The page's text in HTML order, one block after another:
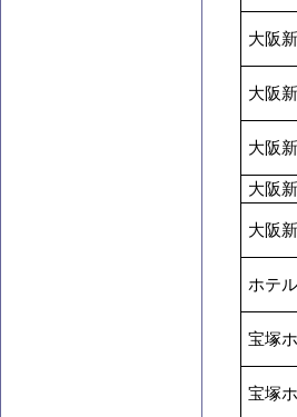
大阪
大阪
大阪
大阪
大阪
ホテ
宝塚
宝塚